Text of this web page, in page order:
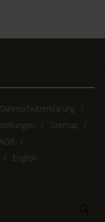
Datenschutzerklärung
Sitemap
English